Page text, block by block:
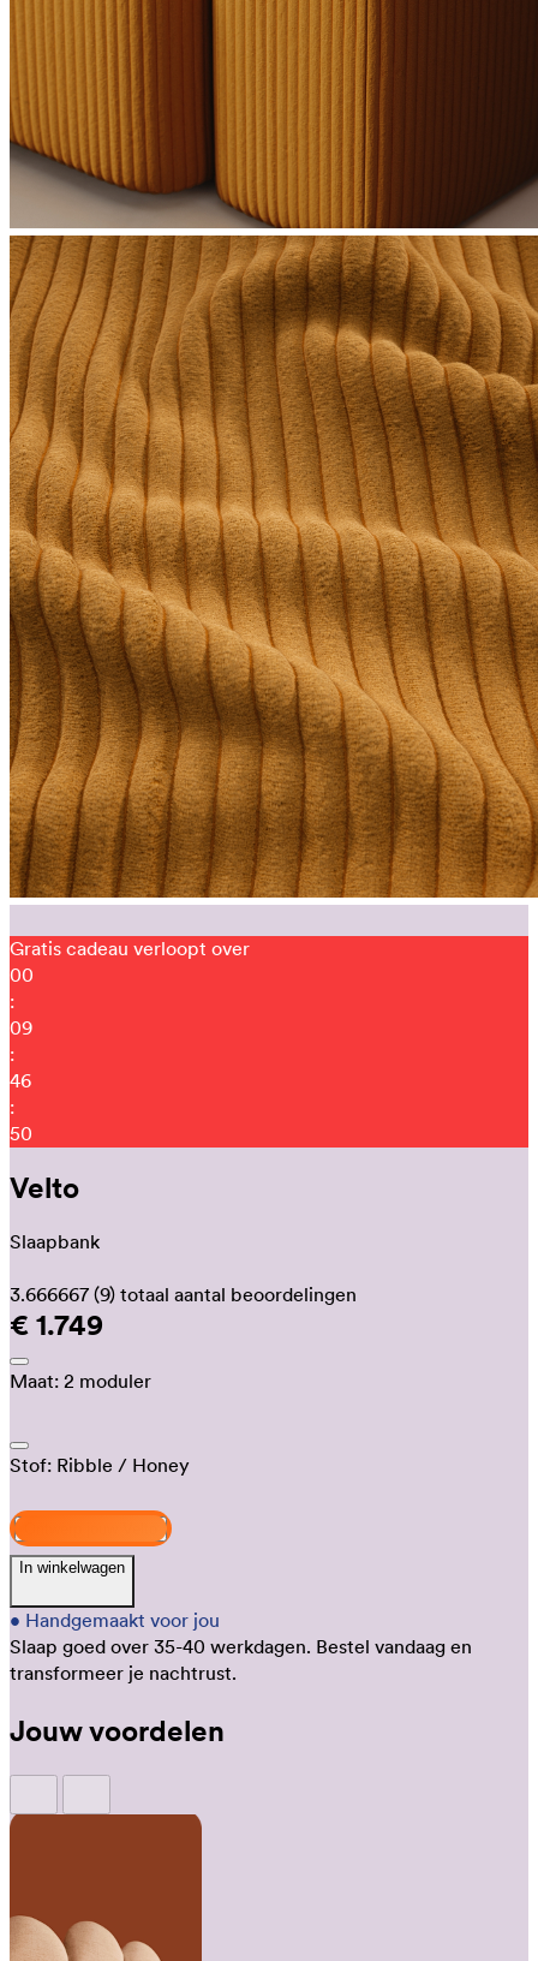
Gratis cadeau verloopt over
00
:
09
:
46
:
44
Velto
Slaapbank
3.666667 (9) totaal aantal beoordelingen
€ 1.749
Maat: 2 moduler
Stof: Ribble / Honey
In winkelwagen
• Handgemaakt voor jou
Slaap goed over 35-40 werkdagen. Bestel vandaag en
transformeer je nachtrust.
Jouw voordelen